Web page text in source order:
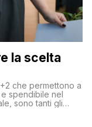
la scelta
che permettono a
spendibile nel
sono tanti gli
volta raggiunto